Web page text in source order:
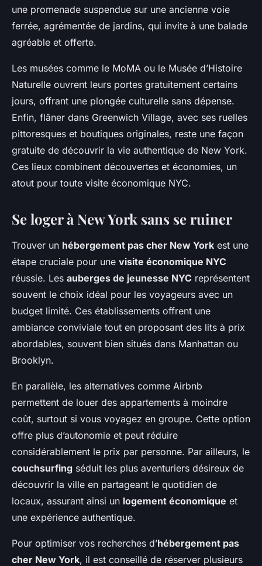
une promenade suspendue sur une ancienne voie
ferrée, agrémentée de jardins, qui invite à une balade
agréable et offerte.
Les musées comme le MoMA ou le Musée d’Histoire
Naturelle ouvrent leurs portes gratuitement certains
jours, offrant une plongée culturelle sans dépense.
Enfin, flâner dans Greenwich Village, avec ses ruelles
pittoresques et boutiques originales, reste une façon
gratuite de découvrir la vie authentique de New York.
Ces lieux combinent découvertes et économies, un
atout pour toute visite économique NYC.
Se loger à New York sans se ruiner
Trouver un hébergement pas cher New York est une
étape cruciale pour une visite économique NYC
réussie. Les auberges de jeunesse NYC représentent
souvent le choix idéal pour les voyageurs avec un
budget limité. Ces établissements offrent une
ambiance conviviale tout en proposant des lits à prix
abordables, souvent bien situés dans Manhattan ou
Brooklyn.
En parallèle, les alternatives comme Airbnb
permettent de louer des appartements à moindre
coût, surtout si vous voyagez en groupe. Cette option
offre plus d’autonomie et peut réduire
considérablement le prix par personne. Par ailleurs, le
couchsurfing séduit les plus aventuriers désireux de
découvrir la ville en partageant le quotidien de
locaux, assurant ainsi un logement économique et
une expérience authentique.
Pour optimiser vos recherches d’hébergement pas
cher New York, il est conseillé de réserver plusieurs